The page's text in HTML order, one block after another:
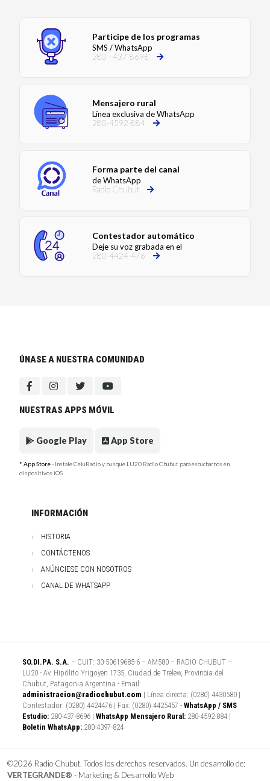
Participe de los programas
SMS / WhatsApp
280 - 437-8696
Mensajero rural
Línea exclusiva de WhatsApp
280-4592-884
Forma parte del canal
de WhatsApp
Radio Chubut
Contestador automático
Deje su voz grabada en el
280-4424-476
ÚNASE A NUESTRA COMUNIDAD
NUESTRAS APPS MÓVIL
Google Play App Store
* App Store- Instale CeluRadio y busque LU20 Radio Chubut para escucharnos en
dispositivos iOS
INFORMACIÓN
HISTORIA
CONTÁCTENOS
ANÚNCIESE CON NOSOTROS
CANAL DE WHATSAPP
SO.DI.PA. S.A. – CUIT: 30-50619685-6 – AM580 – RADIO CHUBUT –
LU20 - Av. Hipólito Yrigoyen 1735, Ciudad de Trelew, Provincia del
Chubut, Patagonia Argentina - Email:
administracion@radiochubut.com | Línea directa: (0280) 4430580 |
Contestador: (0280) 4424476 | Fax: (0280) 4425457 - WhatsApp / SMS
Estudio: 280-437-8696 | WhatsApp Mensajero Rural: 280-4592-884 |
Boletín WhatsApp: 280-4397-824 -
©2026 Radio Chubut. Todos los derechos reservados. Un desarrollo de:
VERTEGRANDE® - Marketing & Desarrollo Web